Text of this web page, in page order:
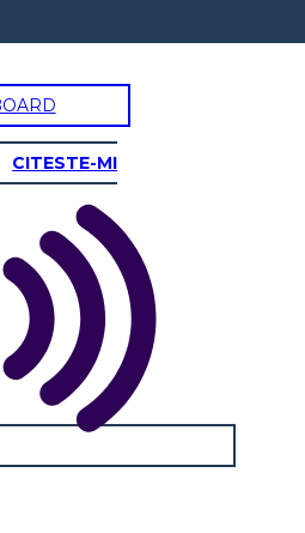
CITESTE-MI